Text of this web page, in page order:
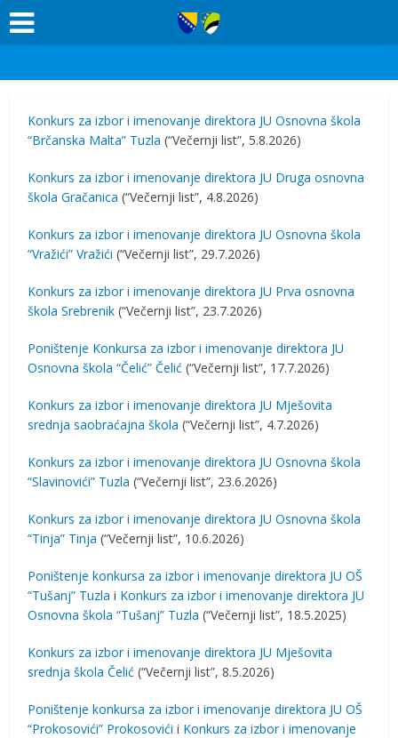
Konkurs za izbor i imenovanje direktora JU Osnovna škola
“Brčanska Malta” Tuzla (“Večernji list”, 5.8.2026)
Konkurs za izbor i imenovanje direktora JU Druga osnovna
škola Gračanica (“Večernji list”, 4.8.2026)
Konkurs za izbor i imenovanje direktora JU Osnovna škola
“Vražići” Vražići (“Večernji list”, 29.7.2026)
Konkurs za izbor i imenovanje direktora JU Prva osnovna
škola Srebrenik (“Večernji list”, 23.7.2026)
Poništenje Konkursa za izbor i imenovanje direktora JU
Osnovna škola “Čelić” Čelić (“Večernji list”, 17.7.2026)
Konkurs za izbor i imenovanje direktora JU Mješovita
srednja saobraćajna škola (“Večernji list”, 4.7.2026)
Konkurs za izbor i imenovanje direktora JU Osnovna škola
“Slavinovići” Tuzla (“Večernji list”, 23.6.2026)
Konkurs za izbor i imenovanje direktora JU Osnovna škola
“Tinja” Tinja (“Večernji list”, 10.6.2026)
Poništenje konkursa za izbor i imenovanje direktora JU OŠ
“Tušanj” Tuzla i Konkurs za izbor i imenovanje direktora JU
Osnovna škola “Tušanj” Tuzla (“Večernji list”, 18.5.2025)
Konkurs za izbor i imenovanje direktora JU Mješovita
srednja škola Čelić (“Večernji list”, 8.5.2026)
Poništenje konkursa za izbor i imenovanje direktora JU OŠ
“Prokosovići” Prokosovići i Konkurs za izbor i imenovanje